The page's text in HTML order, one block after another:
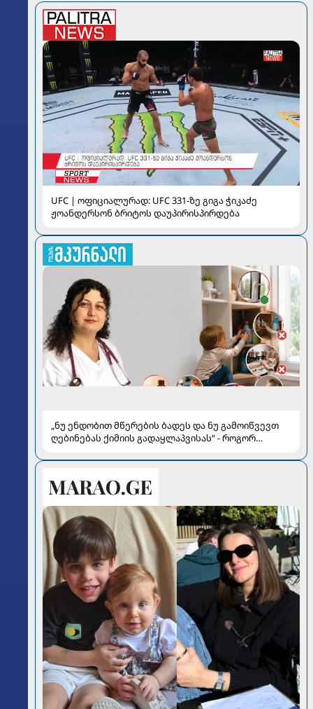
UFC | ოფიციალურად: UFC 331-ზე გიგა ჭიკაძე
ჟოანდერსონ ბრიტოს დაუპირისპირდება
„ნუ ენდობით მწერების ბადეს და ნუ გამოიწვევთ
ღებინებას ქიმიის გადაყლაპვისას“ - როგორ
სალომე ახვლედიანის რჩევები